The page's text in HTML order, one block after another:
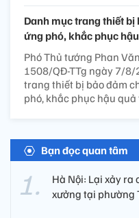
Danh mục trang thiết
ứng phó, khắc phục
Phó Thủ tướng Phan
1508/QĐ-TTg ngày 7/
trang thiết bị bảo đảm
phó, khắc phục hậu
Bạn đọc quan tâm
Hà Nội: Lại xảy ra
xưởng tại phường